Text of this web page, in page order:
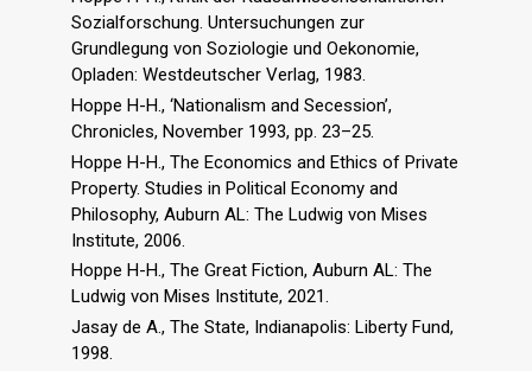
Sozialforschung. Untersuchungen zur
Grundlegung von Soziologie und Oekonomie,
Opladen: Westdeutscher Verlag, 1983.
Hoppe H-H., ‘Nationalism and Secession’,
Chronicles, November 1993, pp. 23–25.
Hoppe H-H., The Economics and Ethics of Private
Property. Studies in Political Economy and
Philosophy, Auburn AL: The Ludwig von Mises
Institute, 2006.
Hoppe H-H., The Great Fiction, Auburn AL: The
Ludwig von Mises Institute, 2021.
Jasay de A., The State, Indianapolis: Liberty Fund,
1998.